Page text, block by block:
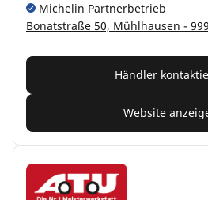
Michelin Partnerbetrieb
Bonatstraße 50, Mühlhausen -
Händler
Website